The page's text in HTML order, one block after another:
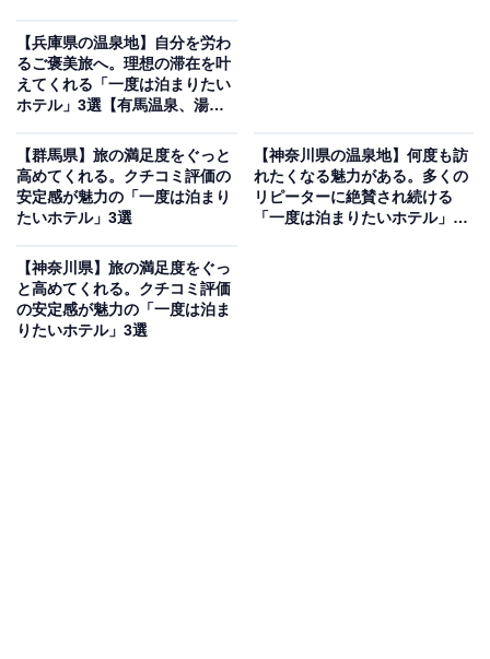
柿野温泉あさひ荘（画像：「柿野温泉あさひ荘」公式Webサイトより）
「柿野温泉あさひ荘」は、岐阜県土岐市ののどかな山あ
含んだヌルッとした肌ざわりの天然温泉で、男女別に大
浴場や露天風呂を完備し、大浴場は24時間入浴できま
す。食事は旬の食材を活かした季節の会席料理や、黒毛
【兵庫県の温泉地】自分を労わ
るご褒美旅へ。理想の滞在を叶
えてくれる「一度は泊まりたい
ホテル」3選【有馬温泉、湯村
【群馬県】旅の満足度をぐっと
高めてくれる。クチコミ評価の
安定感が魅力の「一度は泊まり
たいホテル」3選
【神奈川県の温泉地】何度も訪
れたくなる魅力がある。多くの
リピーターに絶賛され続ける
「一度は泊まりたいホテル」3
【神奈川県】旅の満足度をぐっ
と高めてくれる。クチコミ評価
の安定感が魅力の「一度は泊ま
りたいホテル」3選